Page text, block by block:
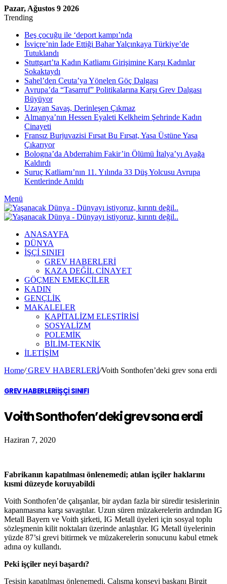
Pazar, Ağustos 9 2026
Trending
Beş çocuğu ile ‘deport kampı’nda
İsviçre’nin İade Ettiği Bahar Yalçınkaya Türkiye’de
Tutuklandı
Stuttgart’ta Kadın Katliamı Girişimine Karşı Kadınlar
Sokaktaydı
Sahel’den Ceuta’ya Yönelen Göç Dalgası
Avrupa’da “Tasarruf” Politikalarına Karşı Grev Dalgası
Büyüyor
Uzayan Savaş, Derinleşen Çıkmaz
Almanya’nın Hessen Eyaleti Kelkheim Şehrinde Kadın
Cinayeti
Fransız Burjuvazisi Fırsat Bu Fırsat, Yasa Üstüne Yasa
Çıkarıyor
Bologna’da Abderrahim Fakir’in Ölümü İtalya’yı Ayağa
Kaldırdı
Suruç Katliamı’nın 11. Yılında 33 Düş Yolcusu Avrupa
Kentlerinde Anıldı
Menü
ANASAYFA
DÜNYA
İŞÇİ SINIFI
GREV HABERLERİ
KAZA DEĞİL CİNAYET
GÖÇMEN EMEKÇİLER
KADIN
GENÇLİK
MAKALELER
KAPİTALİZM ELEŞTİRİSİ
SOSYALİZM
POLEMİK
BİLİM-TEKNİK
ILETIŞIM
Home/GREV HABERLERİ/Voith Sonthofen’deki grev sona erdi
GREV HABERLERİİŞÇİ SINIFI
Voith Sonthofen’deki grev sona erdi
Haziran 7, 2020
Fabrikanın kapatılması önlenemedi; atılan işçiler haklarını
kısmi düzeyde koruyabildi
Voith Sonthofen’de çalışanlar, bir aydan fazla bir süredir tesislerinin
kapanmasına karşı savaştılar. Uzun süren müzakerelerin ardından IG
Metall Bayern ve Voith şirketi, IG Metall üyeleri için sosyal toplu
sözleşmenin kilit noktaları üzerinde anlaştılar. IG Metall üyelerinin
yüzde 87’si grevi bitirmek ve müzakerelerin sonucunu kabul etmek
adına oy kullandı.
Peki işçiler neyi başardı?
Tesisin kapatılması önlenemedi. Çalışma konseyi başkanı Birgit